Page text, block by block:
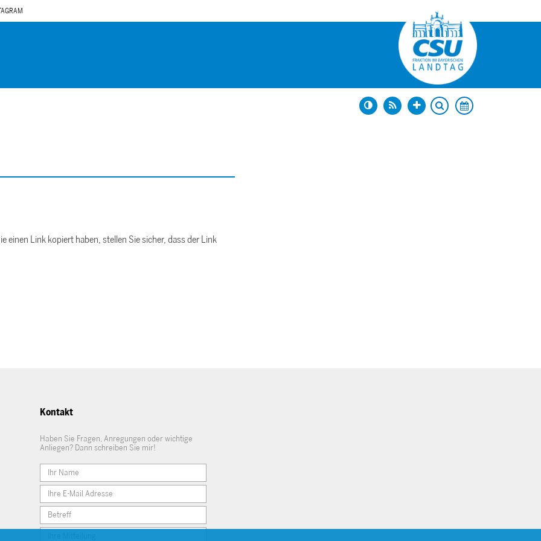
einen Link kopiert haben, stellen Sie sicher, dass der Link
Kontakt
Haben Sie Fragen, Anregungen oder wichtige
Anliegen? Dann schreiben Sie mir!